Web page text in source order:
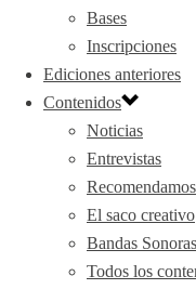
Bases
Inscripciones
Ediciones anteriores
Contenidos
Noticias
Entrevistas
Recomendamos
El saco creativo
Bandas
Todos los